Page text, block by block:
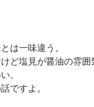
は一味違う。
ど塩見が醤油の雰
。
ですよ。